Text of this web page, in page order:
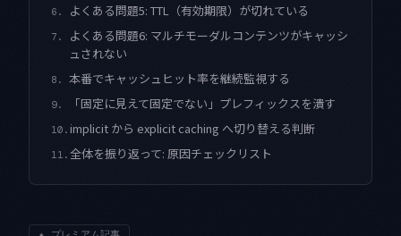
6. よくある問題5: TTL（有効期限）が切れている
7.
よくある問題6: マルチモーダルコンテンツがキャッシ
ュされない
8. 本番でキャッシュヒット率を継続監視する
9. 「固定に見えて固定でない」プレフィックスを潰す
10. implicit から explicit caching へ切り替える判断
11. 全体を振り返って: 原因チェックリスト